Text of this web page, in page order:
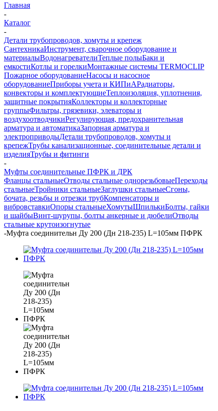
Главная
-
Каталог
-
Детали трубопроводов, хомуты и крепеж
СантехникаИнструмент, сварочное оборудование и
материалыВодонагревателиТеплые полыБаки и
емкостиКотлы и горелкиМонтажные системы TERMOCLIP
Пожарное оборудованиеНасосы и насосное
оборудованиеПриборы учета и КИПиАРадиаторы,
конвекторы и комплектующиеТеплоизоляция, уплотнения,
защитные покрытияКоллекторы и коллекторные
группыФильтры, грязевики, элеваторы и
воздухоотводчикиРегулирующая, предохранительная
арматура и автоматикаЗапорная арматура и
электроприводыДетали трубопроводов, хомуты и
крепежТрубы канализационные, соединительные детали и
изделияТрубы и фитинги
-
Муфты соединительные ПФРК и ДРК
Фланцы стальныеОтводы стальные однорезьбовыеПереходы
стальныеТройники стальныеЗаглушки стальныеСгоны,
бочата, резьбы и отрезки трубКомпенсаторы и
вибровставкиОпоры стальныеХомутыШпилькиБолты, гайки
и шайбыВинт-шурупы, болты анкерные и дюбелиОтводы
стальные крутоизогнутые
-Муфта соединительн Ду 200 (Дн 218-235) L=105мм ПФРК